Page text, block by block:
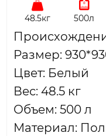
48.5кг 500л
Размер:
Цвет: Белый
Вес: 48.5 кг
Объем: 500 л
Материал: